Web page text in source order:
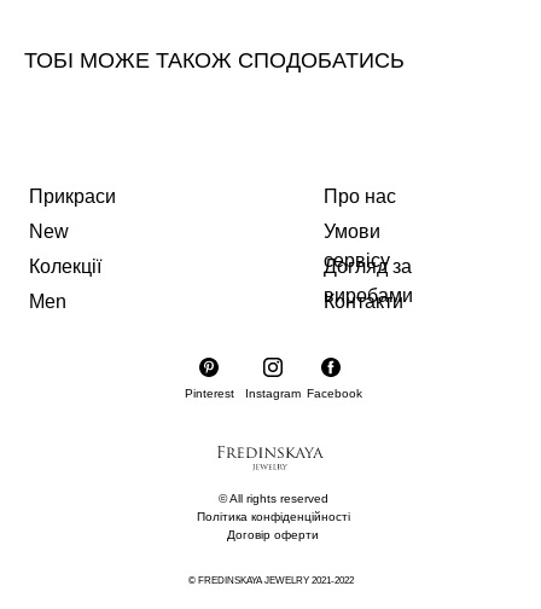
ТОБІ МОЖЕ ТАКОЖ СПОДОБАТИСЬ
Pinterest Instagram
Прикраси
New
Колекції
Men
Про нас
Умови
сервісу
Догляд за
виробами
© All rights reserved
Політика конфіденційності
Договір оферти
© FREDINSKAYA JEWELRY 2021-2022
Facebook
Контакти